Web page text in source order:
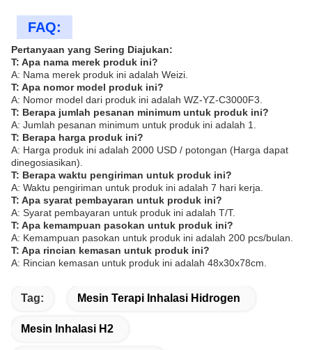
FAQ:
Pertanyaan yang Sering Diajukan:
T: Apa nama merek produk ini?
A: Nama merek produk ini adalah Weizi.
T: Apa nomor model produk ini?
A: Nomor model dari produk ini adalah WZ-YZ-C3000F3.
T: Berapa jumlah pesanan minimum untuk produk ini?
A: Jumlah pesanan minimum untuk produk ini adalah 1.
T: Berapa harga produk ini?
A: Harga produk ini adalah 2000 USD / potongan (Harga dapat
dinegosiasikan).
T: Berapa waktu pengiriman untuk produk ini?
A: Waktu pengiriman untuk produk ini adalah 7 hari kerja.
T: Apa syarat pembayaran untuk produk ini?
A: Syarat pembayaran untuk produk ini adalah T/T.
T: Apa kemampuan pasokan untuk produk ini?
A: Kemampuan pasokan untuk produk ini adalah 200 pcs/bulan.
T: Apa rincian kemasan untuk produk ini?
A: Rincian kemasan untuk produk ini adalah 48x30x78cm.
Tag: Mesin Terapi Inhalasi Hidrogen
Mesin Inhalasi H2